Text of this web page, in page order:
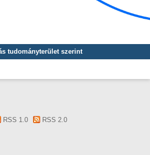
tudományterület szerint
RSS 1.0
RSS 2.0